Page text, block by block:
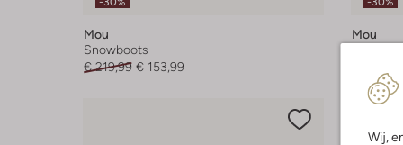
Wij,
Mou
Snowboots
€ 219,99 € 153,99
Mou